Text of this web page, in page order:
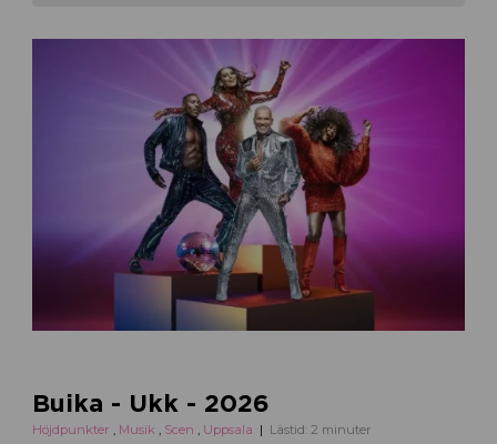
Buika - Ukk - 2026
Höjdpunkter Musik Scen Uppsala Lästid: 2 minuter